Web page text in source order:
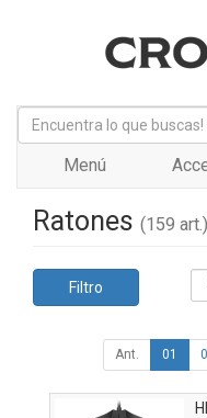
Menú
Ratones (159 art.)
Filtro
Ant. 01